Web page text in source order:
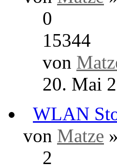
von
3. April
von